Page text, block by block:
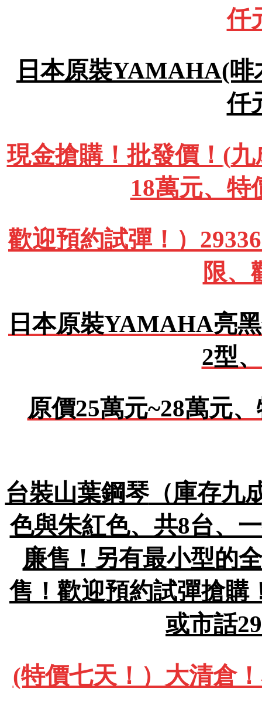
仟
日本原裝YAMAHA(
仟
現金搶購！批發價！ (
18萬元、特
歡迎預約試彈！）
限、
日本原裝YAMAHA亮
2型
原價25萬元~28萬元
台裝山葉鋼琴（庫存九
色與朱紅色、共8台、
廉售！另有最小型的
售！歡迎預約試彈搶購
或市話
(特價七天！）大清倉